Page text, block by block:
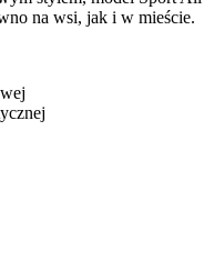
na wsi, jak i w mieście.